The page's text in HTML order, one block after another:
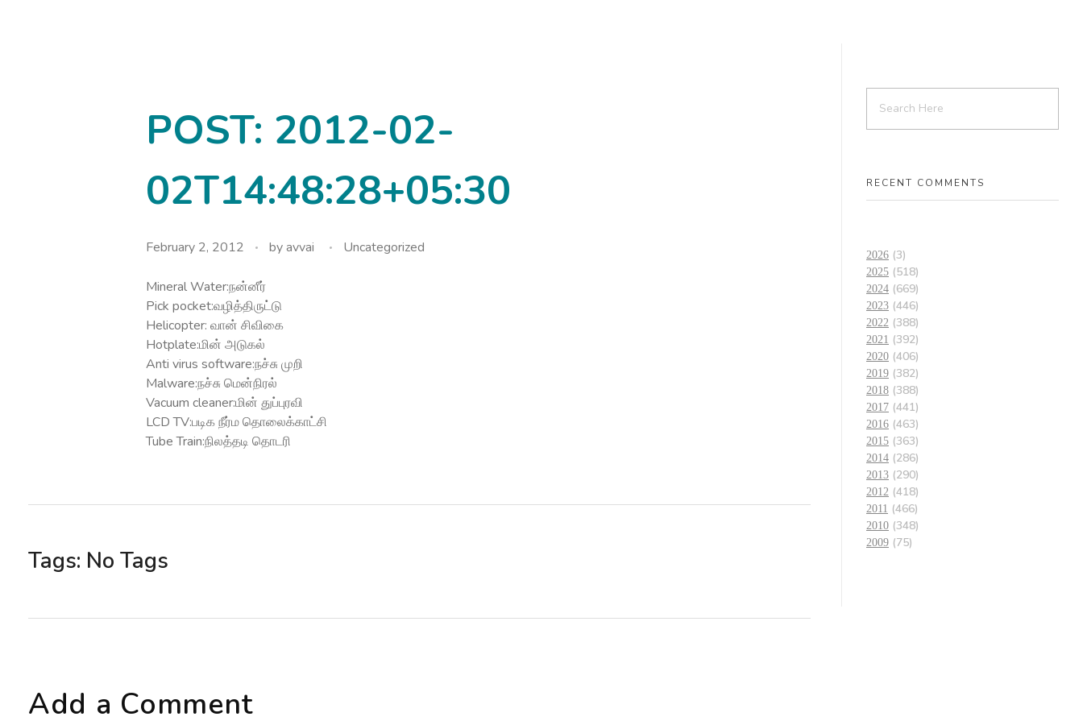
POST: 2012-02-
02T14:48:28+05:30
February 2, 2012 byavvai Uncategorized
Mineral Water:நன்னீர்
Pick pocket:வழித்திருட்டு
Helicopter: வான் சிவிகை
Hotplate:மின் அடுகல்
Anti virus software:நச்சு முறி
Malware:நச்சு மென்நிரல்
Vacuum cleaner:மின் துப்புரவி
LCD TV:படிக நீர்ம தொலைக்காட்சி
Tube Train:நிலத்தடி தொடரி
Tags: No Tags
Add a Comment
RECENT COMMENTS
2026 (3)
2025 (518)
2024 (669)
2023 (446)
2022 (388)
2021 (392)
2020 (406)
2019 (382)
2018 (388)
2017 (441)
2016 (463)
2015 (363)
2014 (286)
2013 (290)
2012 (418)
2011 (466)
2010 (348)
2009 (75)